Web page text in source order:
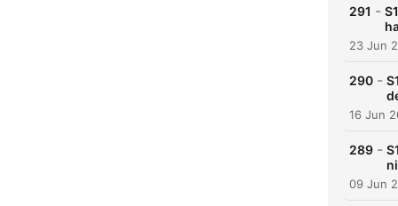
291 -
23 Jun
290 -
16 Jun
289 -
09 Jun